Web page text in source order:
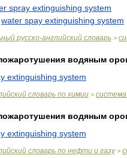
spray extinguishing system
water spay extinguishing system
русско-английский словарь >
водяным
extinguishing system
словарь по химии > система
водяным
extinguishing system
словарь по нефти и газу>